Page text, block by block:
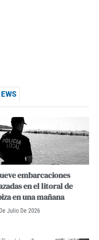
embarcaciones
en el litoral de
en una mañana
Julio De 2026